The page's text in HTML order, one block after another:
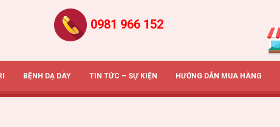
0981 966 152
BỆNH DẠ DÀY TIN TỨC – SỰ KIỆN HƯỚNG DẪN MUA HÀNG